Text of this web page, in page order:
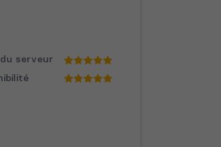
serveur